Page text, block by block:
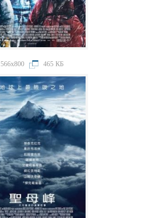
566x800 465 КБ